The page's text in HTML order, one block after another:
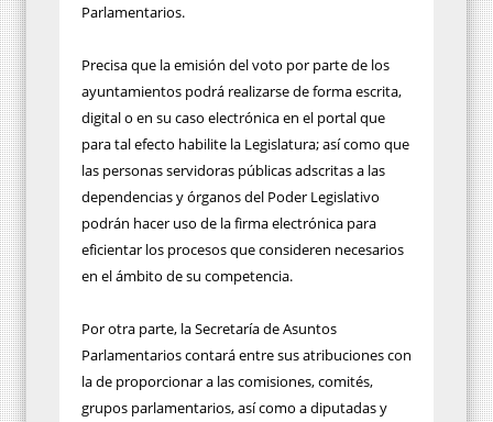
Parlamentarios.
Precisa que la emisión del voto por parte de los
ayuntamientos podrá realizarse de forma escrita,
digital o en su caso electrónica en el portal que
para tal efecto habilite la Legislatura; así como que
las personas servidoras públicas adscritas a las
dependencias y órganos del Poder Legislativo
podrán hacer uso de la firma electrónica para
eficientar los procesos que consideren necesarios
en el ámbito de su competencia.
Por otra parte, la Secretaría de Asuntos
Parlamentarios contará entre sus atribuciones con
la de proporcionar a las comisiones, comités,
grupos parlamentarios, así como a diputadas y